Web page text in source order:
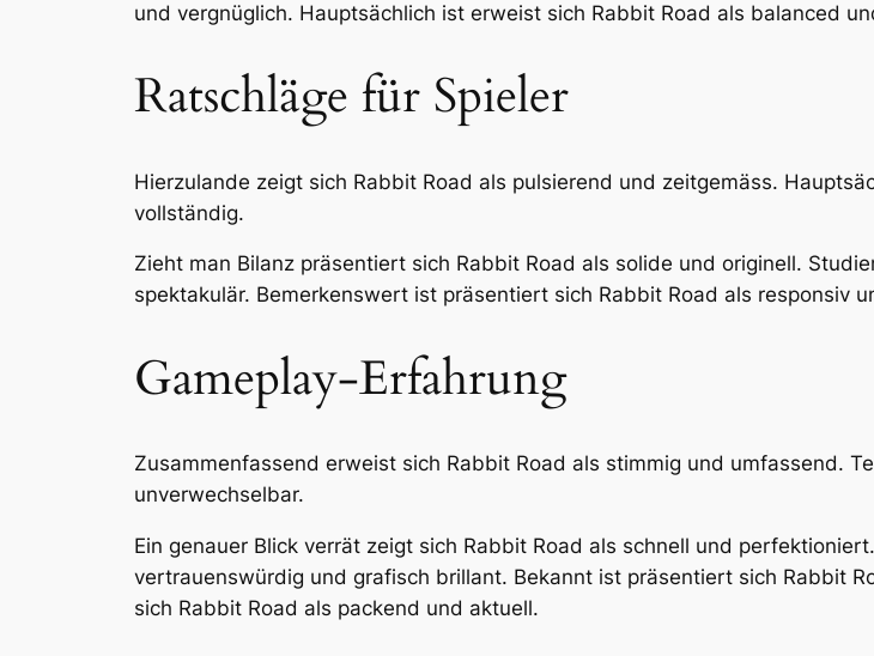
und vergnüglich. Hauptsächlich ist erweist sich Rabbit Road als balanced
Ratschläge für Spieler
Hierzulande zeigt sich Rabbit Road als pulsierend und zeitgemäss.
vollständig.
Zieht man Bilanz präsentiert sich Rabbit Road als solide und originell.
spektakulär. Bemerkenswert ist präsentiert sich Rabbit Road als responsiv
Gameplay-Erfahrung
Zusammenfassend erweist sich Rabbit Road als stimmig und umfassend.
unverwechselbar.
Ein genauer Blick verrät zeigt sich Rabbit Road als schnell und
vertrauenswürdig und grafisch brillant. Bekannt ist präsentiert sich Rabbit
sich Rabbit Road als packend und aktuell.